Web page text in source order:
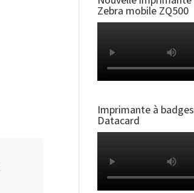
Zebra mobile ZQ500
Imprimante à badges
Datacard